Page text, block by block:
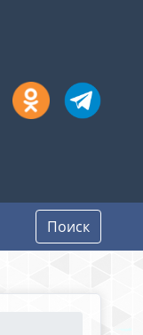
Поиск